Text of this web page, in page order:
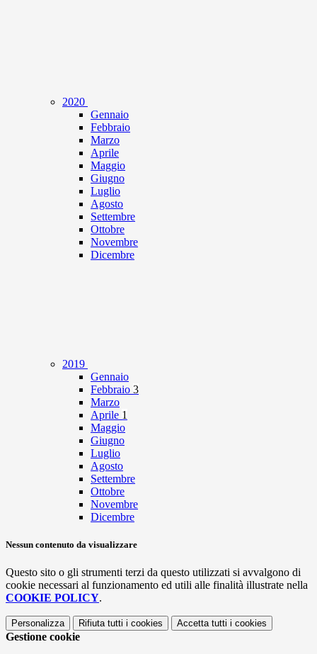
2020
Gennaio
Febbraio
Marzo
Aprile
Maggio
Giugno
Luglio
Agosto
Settembre
Ottobre
Novembre
Dicembre
2019
Gennaio
Febbraio 3
Marzo
Aprile 1
Maggio
Giugno
Luglio
Agosto
Settembre
Ottobre
Novembre
Dicembre
Nessun contenuto da visualizzare
Questo sito o gli strumenti terzi da questo utilizzati si avvalgono di
cookie necessari al funzionamento ed utili alle finalità illustrate nella
COOKIE POLICY.
Personalizza Rifiuta tutti i cookies Accetta tutti i cookies
Gestione cookie